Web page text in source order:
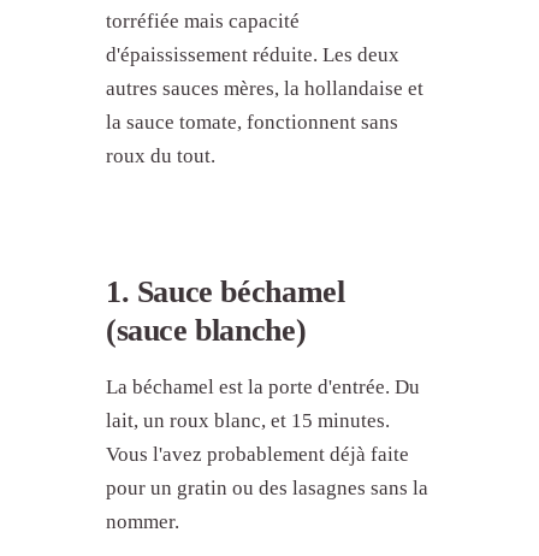
torréfiée mais capacité
d'épaississement réduite. Les deux
autres sauces mères, la hollandaise et
la sauce tomate, fonctionnent sans
roux du tout.
1. Sauce béchamel
(sauce blanche)
La béchamel est la porte d'entrée. Du
lait, un roux blanc, et 15 minutes.
Vous l'avez probablement déjà faite
pour un gratin ou des lasagnes sans la
nommer.